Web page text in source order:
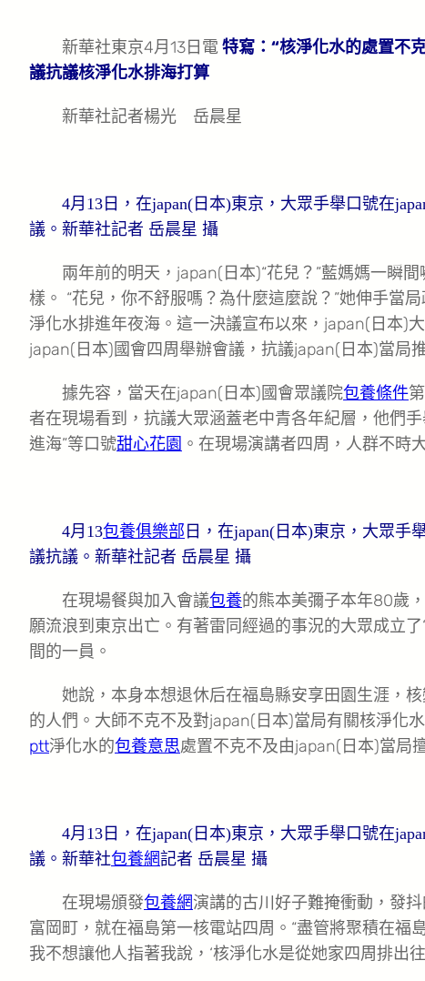
新華社東京4月13日電特寫：“核淨化水的處置
議抗議核淨化水排海打算
新華社記者楊光 岳晨星
4月13日，在japan(日本)東京，大眾手舉口號在
議。新華社記者 岳晨星 攝
兩年前的明天，japan(日本)“花兒？”藍媽媽一瞬間
樣。 “花兒，你不舒服嗎？為什麼這麼說？”她伸手當
淨化水排進年夜海。這一決議宣布以來，japan(日本)
japan(日本)國會四周舉辦會議，抗議japan(日本)當局
據先容，當天在japan(日本)國會眾議院包養條件
者在現場看到，抗議大眾涵蓋老中青各年紀層，他們手
進海”等口號甜心花園 。在現場演講者四周，人群不時
4月13包養俱樂部 日，在japan(日本)東京，大眾手
議抗議。新華社記者 岳晨星 攝
在現場餐與加入會議包養的熊本美彌子本年80歲
願流浪到東京出亡。有著雷同經過的事況的大眾成立
間的一員。
她說，本身本想退休后在福島縣安享田園生涯，核
的人們。大師不克不及對japan(日本)當局有關核淨化
ptt淨化水的包養意思處置不克不及由japan(日本)當局
4月13日，在japan(日本)東京，大眾手舉口號在
議。新華社包養網記者 岳晨星 攝
在現場頒發包養網演講的古川好子難掩衝動，發抖
富岡町，就在福島第一核電站四周。“盡管將聚積在
我不想讓他人指著我說，‘核淨化水是從她家四周排出往